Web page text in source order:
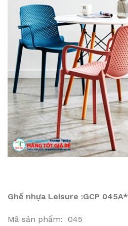
Ghế nhựa Leisure :GCP 045A*
Mã sản phẩm: 045